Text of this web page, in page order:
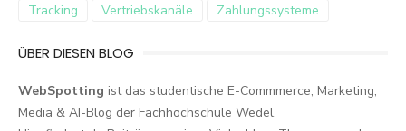
Tracking
Vertriebskanäle Zahlungssysteme
ÜBER DIESEN BLOG
WebSpotting ist das studentische E-Commmerce, Marketing,
Media & AI-Blog der Fachhochschule Wedel.